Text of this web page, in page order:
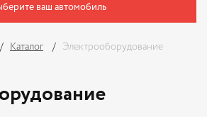
ваш автомобиль
Каталог Электрооборудование